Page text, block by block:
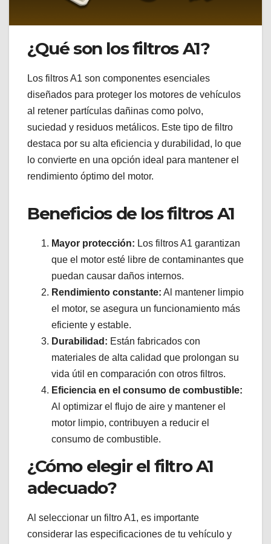
¿Qué son los filtros A1?
Los filtros A1 son componentes esenciales
diseñados para proteger los motores de vehículos
al retener partículas dañinas como polvo,
suciedad y residuos metálicos. Este tipo de filtro
destaca por su alta eficiencia y durabilidad, lo que
lo convierte en una opción ideal para mantener el
rendimiento óptimo del motor.
Beneficios de los filtros A1
Mayor protección: Los filtros A1 garantizan
que el motor esté libre de contaminantes que
puedan causar daños internos.
Rendimiento constante: Al mantener limpio
el motor, se asegura un funcionamiento más
eficiente y estable.
Durabilidad: Están fabricados con
materiales de alta calidad que prolongan su
vida útil en comparación con otros filtros.
Eficiencia en el consumo de combustible:
Al optimizar el flujo de aire y mantener el
motor limpio, contribuyen a reducir el
consumo de combustible.
¿Cómo elegir el filtro A1
adecuado?
Al seleccionar un filtro A1, es importante
considerar las especificaciones de tu vehículo y